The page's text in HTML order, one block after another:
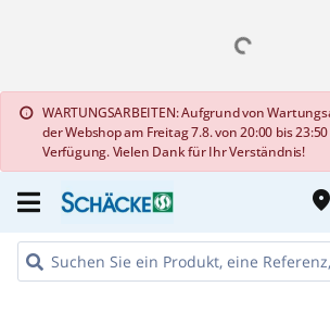
info WARTUNGSARBEITEN: Aufgrund von
der Webshop am Freitag 7.8. von 20:00 bis
Verfügung. Vielen Dank für Ihr Verständnis!
place